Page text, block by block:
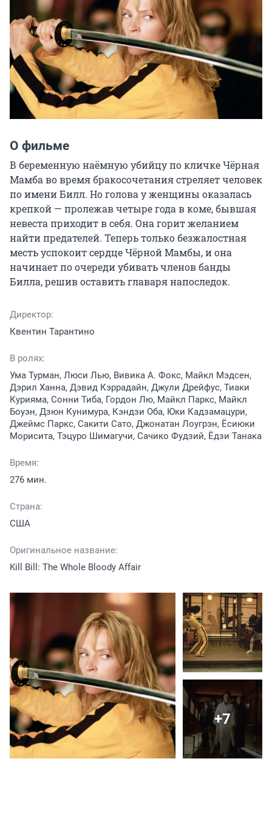
О фильме
В беременную наёмную убийцу по кличке Чёрная
Мамба во время бракосочетания стреляет человек
по имени Билл. Но голова у женщины оказалась
крепкой — пролежав четыре года в коме, бывшая
невеста приходит в себя. Она горит желанием
найти предателей. Теперь только безжалостная
месть успокоит сердце Чёрной Мамбы, и она
начинает по очереди убивать членов банды
Билла, решив оставить главаря напоследок.
Директор:
Квентин Тарантино
В ролях:
Ума Турман, Люси Лью, Вивика А. Фокс, Майкл Мэдсен,
Дэрил Ханна, Дэвид Кэррадайн, Джули Дрейфус, Тиаки
Курияма, Сонни Тиба, Гордон Лю, Майкл Паркс, Майкл
Боуэн, Дзюн Кунимура, Кэндзи Оба, Юки Кадзамацури,
Джеймс Паркс, Сакити Сато, Джонатан Лоугрэн, Ёсиюки
Морисита, Тэцуро Шимагучи, Сачико Фудзий, Ёдзи Танака
Время:
276 мин.
Страна:
США
Оригинальное название:
Kill Bill: The Whole Bloody Affair
+7